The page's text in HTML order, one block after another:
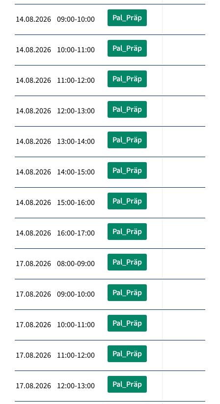
14.08.2026 09:00-10:00 Pal_Präp
14.08.2026 10:00-11:00 Pal_Präp
14.08.2026 11:00-12:00 Pal_Präp
14.08.2026 12:00-13:00 Pal_Präp
14.08.2026 13:00-14:00 Pal_Präp
14.08.2026 14:00-15:00 Pal_Präp
14.08.2026 15:00-16:00 Pal_Präp
14.08.2026 16:00-17:00 Pal_Präp
17.08.2026 08:00-09:00 Pal_Präp
17.08.2026 09:00-10:00 Pal_Präp
17.08.2026 10:00-11:00 Pal_Präp
17.08.2026 11:00-12:00 Pal_Präp
17.08.2026 12:00-13:00 Pal_Präp